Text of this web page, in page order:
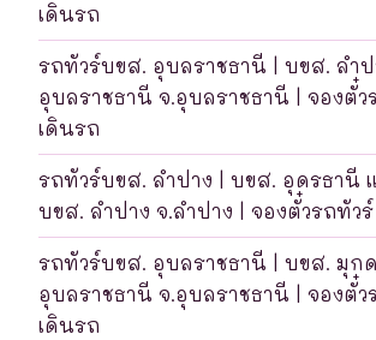
เดินรถ
รถทัวร์บขส. อุบลราชธานี | บขส. ลำ
อุบลราชธานี จ.อุบลราชธานี | จองตั๋ว
เดินรถ
รถทัวร์บขส. ลำปาง | บขส. อุดรธานี
บขส. ลำปาง จ.ลำปาง | จองตั๋วรถทัว
รถทัวร์บขส. อุบลราชธานี | บขส. มุก
อุบลราชธานี จ.อุบลราชธานี | จองตั๋ว
เดินรถ